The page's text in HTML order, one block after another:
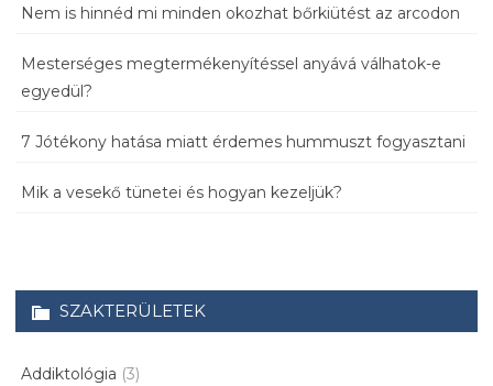
Nem is hinnéd mi minden okozhat bőrkiütést az arcodon
Mesterséges megtermékenyítéssel anyává válhatok-e
egyedül?
7 Jótékony hatása miatt érdemes hummuszt fogyasztani
Mik a vesekő tünetei és hogyan kezeljük?
SZAKTERÜLETEK
Addiktológia (3)